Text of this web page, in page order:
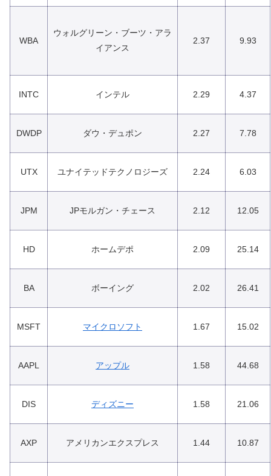
WBA
ウォルグリーン・ブーツ・アラ
イアンス
2.37 9.93
INTC インテル 2.29 4.37
DWDP ダウ・デュポン 2.27 7.78
UTX ユナイテッドテクノロジーズ 2.24 6.03
JPM JPモルガン・チェース 2.12 12.05
HD ホームデポ 2.09 25.14
BA ボーイング 2.02 26.41
MSFT マイクロソフト 1.67 15.02
AAPL アップル 1.58 44.68
DIS ディズニー 1.58 21.06
AXP アメリカンエクスプレス 1.44 10.87